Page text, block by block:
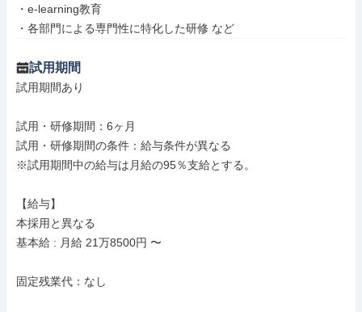
・e-learning教育
・各部門による専門性に特化した研修 など
試用期間
試用期間あり
試用・研修期間：6ヶ月
試用・研修期間の条件：給与条件が異なる
※試用期間中の給与は月給の95％支給とする。
【給与】
本採用と異なる
基本給 : 月給 21万8500円 〜
固定残業代：なし